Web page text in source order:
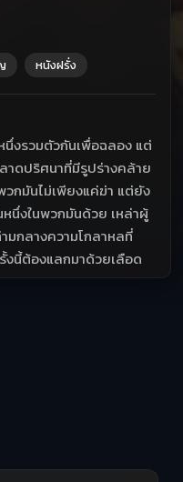
หนังฝรั่ง
งรวมตัวกันเพื่อฉลอง แต่
าดปริศนาที่มีรูปร่างคล้าย
กมันไม่เพียงแค่ฆ่า แต่ยัง
นึ่งในพวกมันด้วย เหล่าผู้
มกลางความโกลาหลที่
งนี้ต้องแลกมาด้วยเลือด